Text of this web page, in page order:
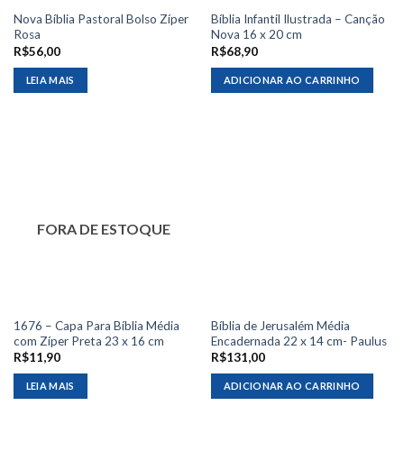
Nova Bíblia Pastoral Bolso Zíper
Rosa
R$56,00
LEIA MAIS
Bíblia Infantil Ilustrada – Canção
Nova 16 x 20 cm
R$68,90
ADICIONAR AO CARRINHO
FORA DE ESTOQUE
1676 – Capa Para Bíblia Média
com Zíper Preta 23 x 16 cm
R$11,90
LEIA MAIS
Bíblia de Jerusalém Média
Encadernada 22 x 14 cm- Paulus
R$131,00
ADICIONAR AO CARRINHO